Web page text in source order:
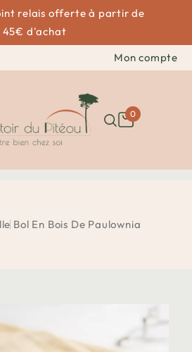
relais offerte à partir de
45€ d'achat
Mon compte
0
Bol En Bois De Paulownia